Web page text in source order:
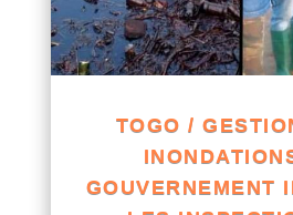
TOGO /
GOUVERNEMENT